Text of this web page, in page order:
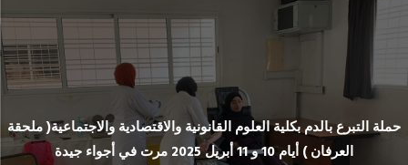
حملة التبرع بالدم بكلية العلوم القانونية والاقتصادية والاجتماعية( ملحقة
العرفان ) أيام 10 و 11 أبريل 2025 مرت في أجواء جيدة